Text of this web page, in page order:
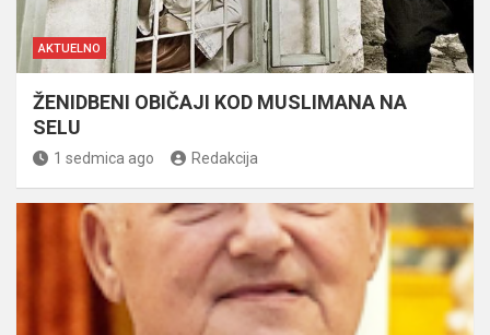
AKTUELNO
ŽENIDBENI OBIČAJI KOD MUSLIMANA NA
SELU
1 sedmica ago Redakcija